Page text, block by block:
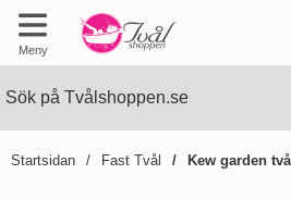
Meny
Startsidan Fast Tvål Kew garden